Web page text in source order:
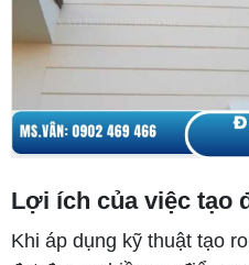
Lợi ích của việc tạo
Khi áp dụng kỹ thuật tạo